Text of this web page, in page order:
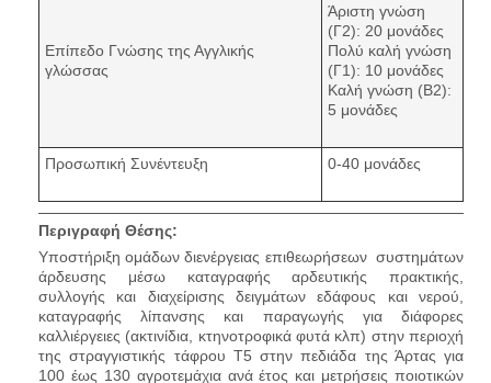
Επίπεδο Γνώσης της Αγγλικής
γλώσσας
Άριστη γνώση
(Γ2): 20 μονάδες
Πολύ καλή γνώση
(Γ1): 10 μονάδες
Καλή γνώση (B2):
5 μονάδες
Προσωπική Συνέντευξη 0-40 μονάδες
Περιγραφή Θέσης:
Υποστήριξη ομάδων διενέργειας επιθεωρήσεων συστημάτων
άρδευσης μέσω καταγραφής αρδευτικής πρακτικής,
συλλογής και διαχείρισης δειγμάτων εδάφους και νερού,
καταγραφής λίπανσης και παραγωγής για διάφορες
καλλιέργειες (ακτινίδια, κτηνοτροφικά φυτά κλπ) στην περιοχή
της στραγγιστικής τάφρου Τ5 στην πεδιάδα της Άρτας για
100 έως 130 αγροτεμάχια ανά έτος και μετρήσεις ποιοτικών